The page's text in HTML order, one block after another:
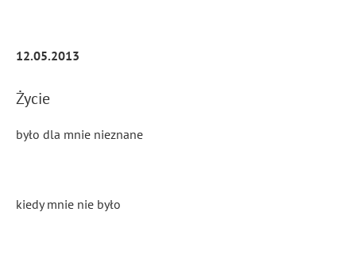
12.05.2013
Życie
było dla mnie nieznane
kiedy mnie nie było